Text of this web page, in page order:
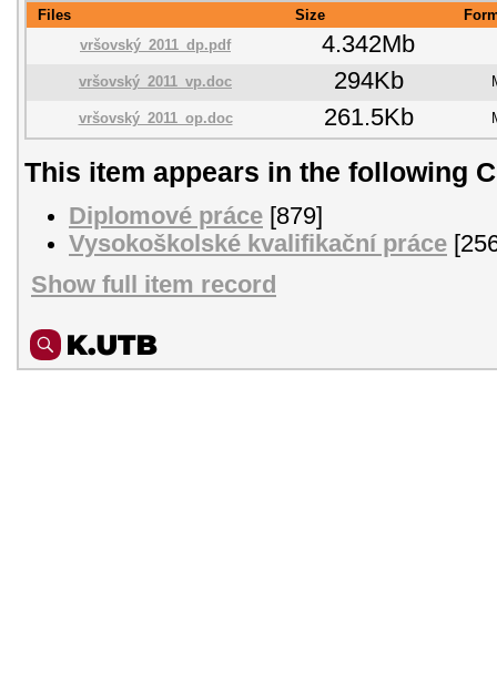
Files Size
vršovský_2011_dp.pdf
4.342Mb
vršovský_2011_vp.doc 294Kb
vršovský_2011_op.doc 261.5Kb
This item appears in the following
Diplomové práce [879]
Vysokoškolské kvalifikační práce
Show full item record